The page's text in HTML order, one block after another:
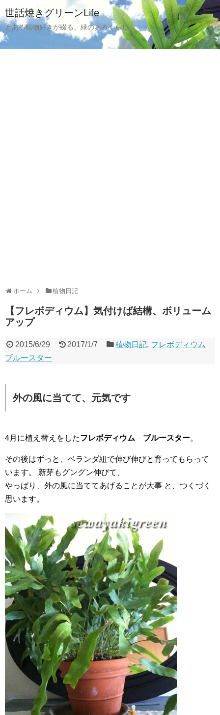
世話焼きグリーンLife
とある植物好きが綴る、緑のあるくらし
ホーム 植物日記
【フレボディウム】気付けば結構、ボリューム
アップ
2015/6/29 2017/1/7 植物日記, フレボディウム
ブルースター
外の風に当てて、元気です
4月に植え替えをしたフレボディウム ブルースター。
その後はずっと、ベランダ組で伸び伸びと育ってもらって
います。 新芽もグングン伸びて、
やっぱり、外の風に当ててあげることが大事 と、つくづく
思います。